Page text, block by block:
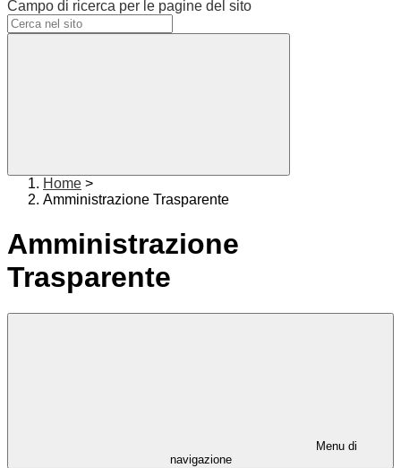
Campo di ricerca per le pagine del sito
Home >
Amministrazione Trasparente
Amministrazione
Trasparente
Menu di
navigazione